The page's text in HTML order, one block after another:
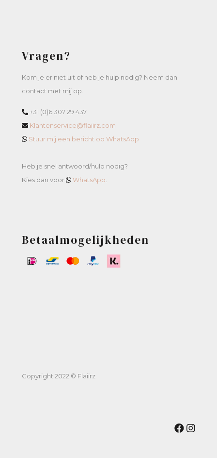
Vragen?
Kom je er niet uit of heb je hulp nodig? Neem dan
contact met mij op.
+31 (0)6 307 29 437
Klantenservice@flaiirz.com
Stuur mij een bericht op WhatsApp
Heb je snel antwoord/hulp nodig?
Kies dan voor
WhatsApp
Betaalmogelijkheden
Copyright 2022 © Flaiirz